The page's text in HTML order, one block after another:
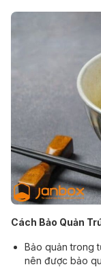
Cách Bảo Quản
Bảo quản trong
nên được bảo